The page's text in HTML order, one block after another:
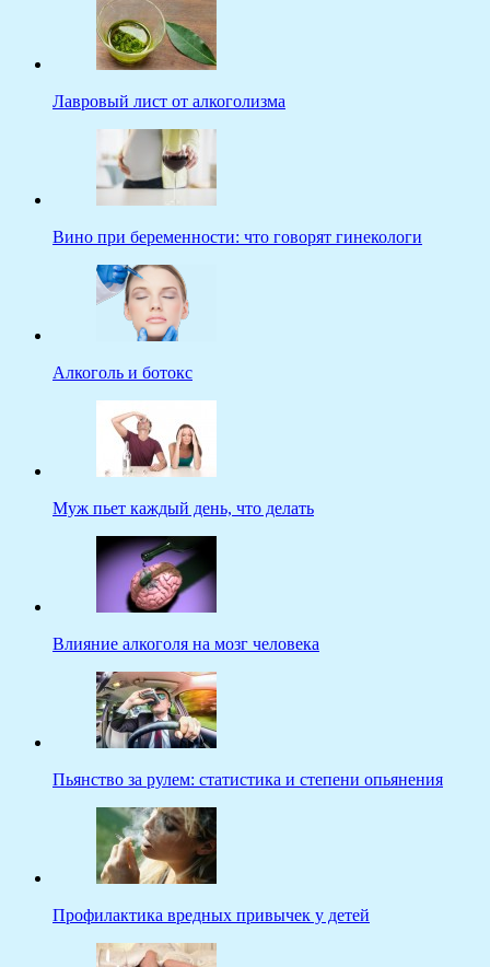
Лавровый лист от алкоголизма
Вино при беременности: что говорят гинекологи
Алкоголь и ботокс
Муж пьет каждый день, что делать
Влияние алкоголя на мозг человека
Пьянство за рулем: статистика и степени опьянения
Профилактика вредных привычек у детей